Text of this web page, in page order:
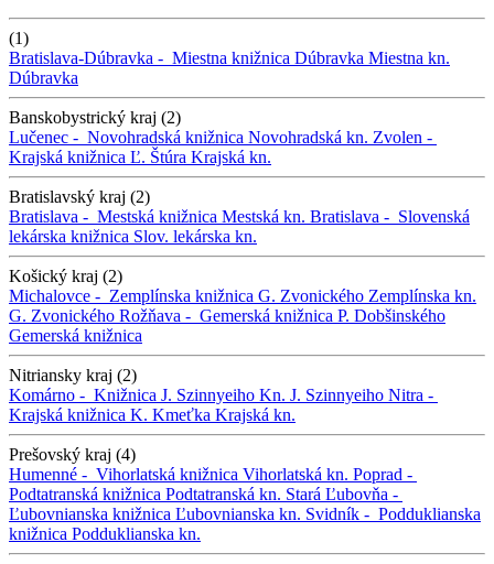
(1)
Bratislava-Dúbravka - Miestna knižnica Dúbravka Miestna kn.
Dúbravka
Banskobystrický kraj (2)
Lučenec - Novohradská knižnica Novohradská kn. Zvolen -
Krajská knižnica Ľ. Štúra Krajská kn.
Bratislavský kraj (2)
Bratislava - Mestská knižnica Mestská kn. Bratislava - Slovenská
lekárska knižnica Slov. lekárska kn.
Košický kraj (2)
Michalovce - Zemplínska knižnica G. Zvonického Zemplínska kn.
G. Zvonického Rožňava - Gemerská knižnica P. Dobšinského
Gemerská knižnica
Nitriansky kraj (2)
Komárno - Knižnica J. Szinnyeiho Kn. J. Szinnyeiho Nitra -
Krajská knižnica K. Kmeťka Krajská kn.
Prešovský kraj (4)
Humenné - Vihorlatská knižnica Vihorlatská kn. Poprad -
Podtatranská knižnica Podtatranská kn. Stará Ľubovňa -
Ľubovnianska knižnica Ľubovnianska kn. Svidník - Podduklianska
knižnica Podduklianska kn.